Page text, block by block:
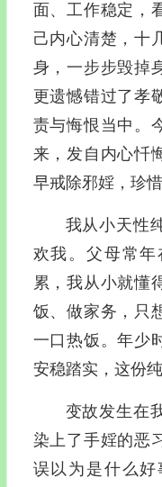
面、工作稳定，
己内心清楚，十
身，一步步毁掉
更遗憾错过了孝
责与悔恨当中。
来，发自内心忏
早戒除邪婬，珍惜
我从小天性
欢我。父母常
累，我从小就懂
饭、做家务，只
一口热饭。年少
安稳踏实，这份
变故发生在
染上了手婬的恶
误以为是什么